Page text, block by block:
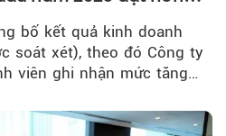
bố kết quả kinh doanh
soát xét), theo đó Công ty
viên ghi nhận mức tăng